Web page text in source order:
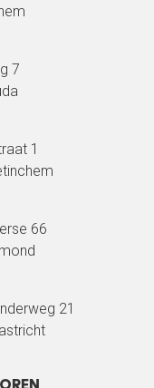
7
1
66
21